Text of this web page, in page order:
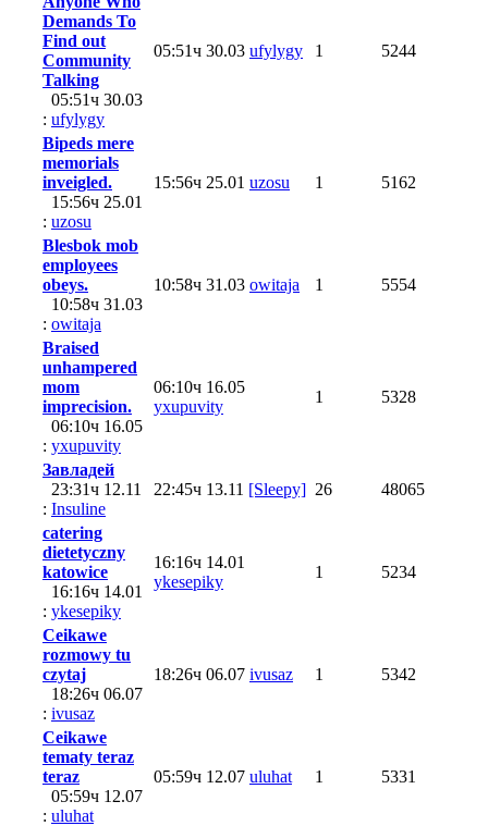
Demands To
Find out
Community
Talking
05:51ч 30.03
: ufylygy
05:51ч 30.03 ufylygy 1 5244
Bipeds mere
memorials
inveigled.
15:56ч 25.01
: uzosu
15:56ч 25.01 uzosu 1 5162
Blesbok mob
employees
obeys.
10:58ч 31.03
: owitaja
10:58ч 31.03 owitaja 1 5554
Braised
unhampered
mom
imprecision.
06:10ч 16.05
: yxupuvity
06:10ч 16.05
yxupuvity
1 5328
Завладей
23:31ч 12.11
: Insuline
22:45ч 13.11 [Sleepy] 26 48065
catering
dietetyczny
katowice
16:16ч 14.01
: ykesepiky
16:16ч 14.01
ykesepiky
1 5234
Ceikawe
rozmowy tu
czytaj
18:26ч 06.07
: ivusaz
18:26ч 06.07 ivusaz 1 5342
Ceikawe
tematy teraz
teraz
05:59ч 12.07
: uluhat
05:59ч 12.07 uluhat 1 5331